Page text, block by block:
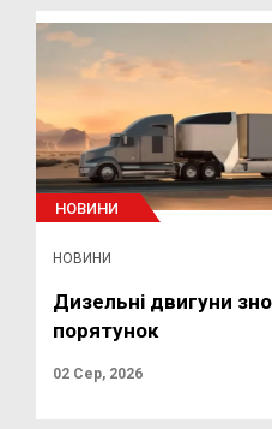
НОВИНИ
НОВИНИ
Дизельні двигуни
порятунок
02 Сер, 2026